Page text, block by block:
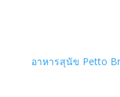
อาหารสุนัข Petto